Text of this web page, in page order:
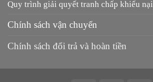
Quy trình giải quyết tranh chấp khiếu nại
Chính sách vận chuyển
Chính sách đổi trả và hoàn tiền